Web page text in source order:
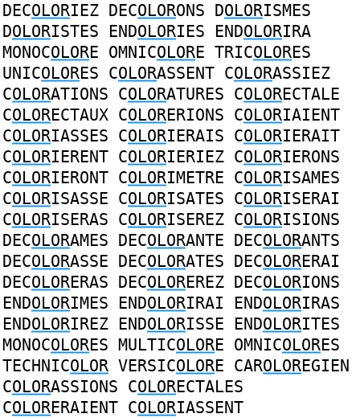
DECOLORIEZ DECOLORONS DOLORISMES
DOLORISTES ENDOLORIES ENDOLORIRA
MONOCOLORE OMNICOLORE TRICOLORES
UNICOLORES COLORASSENT COLORASSIEZ
COLORATIONS COLORATURES COLORECTALE
COLORECTAUX COLORERIONS COLORIAIENT
COLORIASSES COLORIERAIS COLORIERAIT
COLORIERENT COLORIERIEZ COLORIERONS
COLORIERONT COLORIMETRE COLORISAMES
COLORISASSE COLORISATES COLORISERAI
COLORISERAS COLORISEREZ COLORISIONS
DECOLORAMES DECOLORANTE DECOLORANTS
DECOLORASSE DECOLORATES DECOLORERAI
DECOLORERAS DECOLOREREZ DECOLORIONS
ENDOLORIMES ENDOLORIRAI ENDOLORIRAS
ENDOLORIREZ ENDOLORISSE ENDOLORITES
MONOCOLORES MULTICOLORE OMNICOLORES
TECHNICOLOR VERSICOLORE CAROLOREGIEN
COLORASSIONS COLORECTALES
COLORERAIENT COLORIASSENT